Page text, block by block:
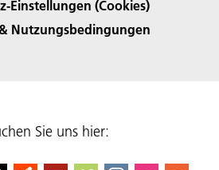
Einstellungen (Cookies)
Nutzungsbedingungen
Sie uns hier: